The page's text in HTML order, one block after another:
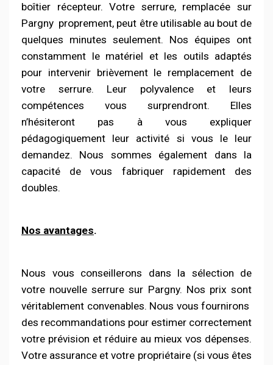
boîtier récepteur. Votre serrure, remplacée sur
Pargny proprement, peut être utilisable au bout de
quelques minutes seulement. Nos équipes ont
constamment le matériel et les outils adaptés
pour intervenir brièvement le remplacement de
votre serrure. Leur polyvalence et leurs
compétences vous surprendront. Elles
n’hésiteront pas à vous expliquer
pédagogiquement leur activité si vous le leur
demandez. Nous sommes également dans la
capacité de vous fabriquer rapidement des
doubles.
Nos avantages.
Nous vous conseillerons dans la sélection de
votre nouvelle serrure sur Pargny. Nos prix sont
véritablement convenables. Nous vous fournirons
des recommandations pour estimer correctement
votre prévision et réduire au mieux vos dépenses.
Votre assurance et votre propriétaire (si vous êtes